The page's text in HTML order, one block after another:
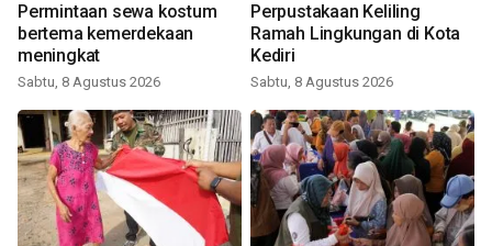
Permintaan sewa kostum
bertema kemerdekaan
meningkat
Sabtu, 8 Agustus 2026
Perpustakaan Keliling
Ramah Lingkungan di Kota
Kediri
Sabtu, 8 Agustus 2026